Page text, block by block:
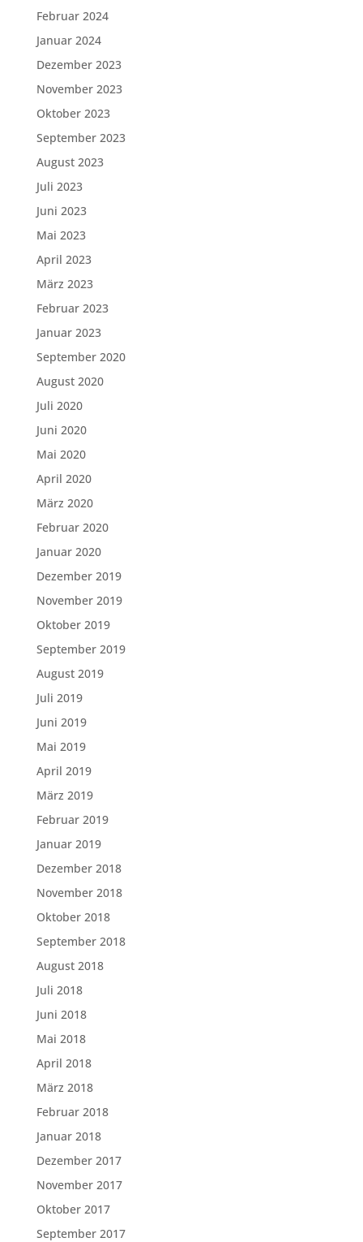
Februar 2024
Januar 2024
Dezember 2023
November 2023
Oktober 2023
September 2023
August 2023
Juli 2023
Juni 2023
Mai 2023
April 2023
März 2023
Februar 2023
Januar 2023
September 2020
August 2020
Juli 2020
Juni 2020
Mai 2020
April 2020
März 2020
Februar 2020
Januar 2020
Dezember 2019
November 2019
Oktober 2019
September 2019
August 2019
Juli 2019
Juni 2019
Mai 2019
April 2019
März 2019
Februar 2019
Januar 2019
Dezember 2018
November 2018
Oktober 2018
September 2018
August 2018
Juli 2018
Juni 2018
Mai 2018
April 2018
März 2018
Februar 2018
Januar 2018
Dezember 2017
November 2017
Oktober 2017
September 2017